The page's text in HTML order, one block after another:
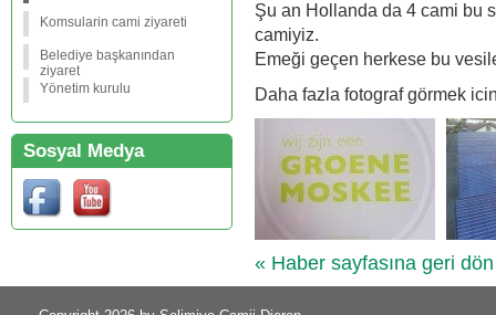
Komsularin cami ziyareti
Belediye başkanından
ziyaret
Yönetim kurulu
Sosyal Medya
Şu an Hollanda da 4 cami bu
camiyiz.
Emeği geçen herkese bu
Daha fazla fotograf görmek
« Haber sayfasına geri dön